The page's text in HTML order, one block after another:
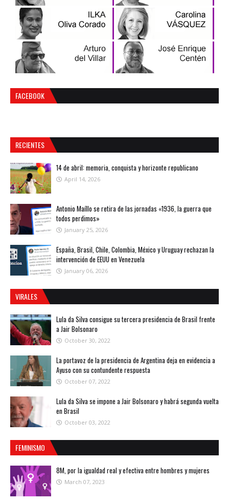
FACEBOOK
RECIENTES
14 de abril: memoria, conquista y horizonte republicano
April 14, 2026
Antonio Maíllo se retira de las jornadas «1936, la guerra que
todos perdimos»
January 25, 2026
España, Brasil, Chile, Colombia, México y Uruguay rechazan la
intervención de EEUU en Venezuela
January 06, 2026
VIRALES
Lula da Silva consigue su tercera presidencia de Brasil frente
a Jair Bolsonaro
October 30, 2022
La portavoz de la presidencia de Argentina deja en evidencia a
Ayuso con su contundente respuesta
October 07, 2022
Lula da Silva se impone a Jair Bolsonaro y habrá segunda vuelta
en Brasil
October 03, 2022
FEMINISMO
8M, por la igualdad real y efectiva entre hombres y mujeres
March 07, 2023